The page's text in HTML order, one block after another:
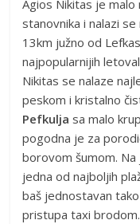
Agios Nikitas je
stanovnika i nalazi
13km južno od
najpopularnijih
Nikitas se nalaze
peskom i kristalno
Pefkulja sa malo
pogodna je za
borovom šumom. Na
jedna od najboljih
baš jednostavan
pristupa taxi